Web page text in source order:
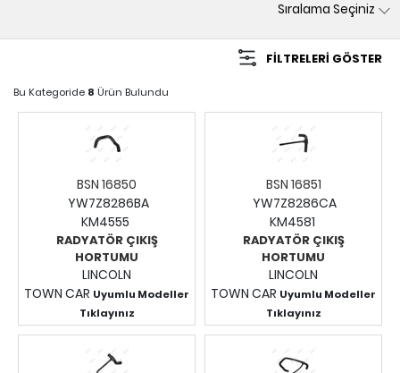
FILTRELERI GÖSTER
Bu Kategoride 8 Ürün Bulundu
BSN 16850
YW7Z8286BA
KM4555
RADYATÖR ÇIKIŞ
HORTUMU
LINCOLN
TOWN CAR Uyumlu Modeller
Tıklayınız
Fiyatları Görmek İçin
Giriş Yapınız.
BSN 16851
YW7Z8286CA
KM4581
RADYATÖR ÇIKIŞ
HORTUMU
LINCOLN
TOWN CAR Uyumlu Modeller
Tıklayınız
Fiyatları Görmek İçin
Giriş Yapınız.